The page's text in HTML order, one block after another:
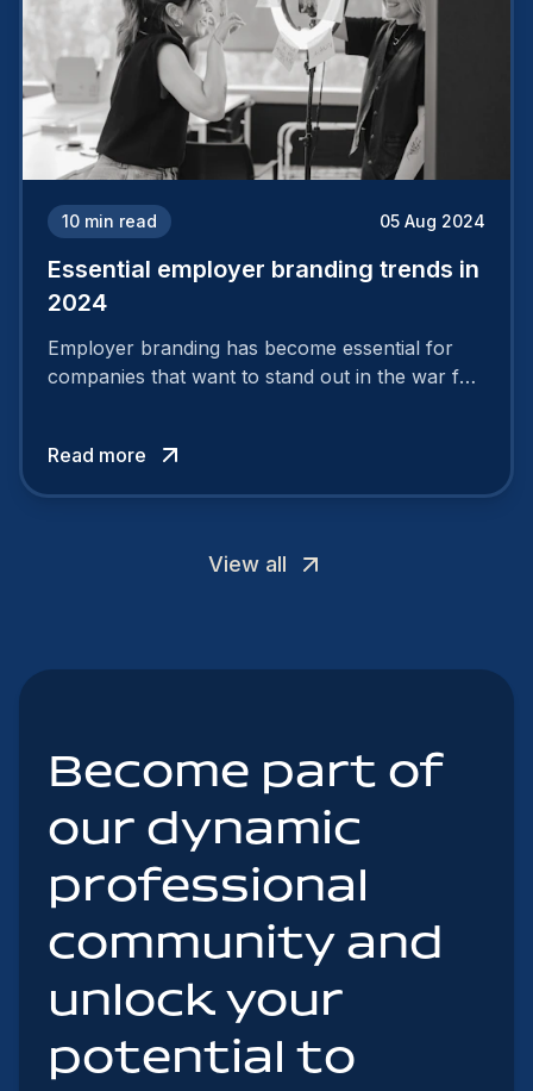
10 min read 05 Aug 2024
Essential employer branding trends in
2024
Employer branding has become essential for
companies that want to stand out in the war for
attract the best profiles.
Read more
View all
Become part of
our dynamic
professional
community and
unlock your
potential to